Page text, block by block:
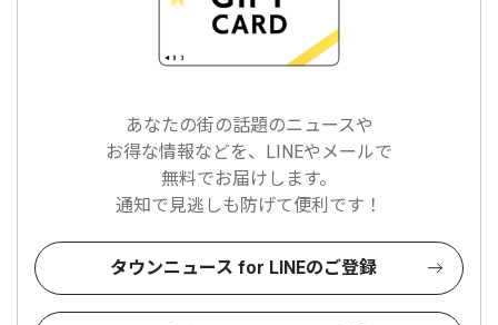
あなたの街の話題のニュースや
お得な情報などを、LINEやメールで
無料でお届けします。
通知で見逃しも防げて便利です！
タウンニュース for LINEのご登録